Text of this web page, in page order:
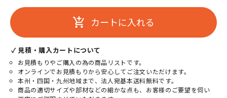
add_shopping_cart カートに入れる
✓ 見積・購入カートについて
お見積もりやご購入の為の商品リストです。
オンラインでお見積もりから安心してご注文いただけます。
本州・四国・九州地域まで、法人宛基本送料無料です。
商品の適切サイズや部材などの細かな点も、お客様のご要望を伺い